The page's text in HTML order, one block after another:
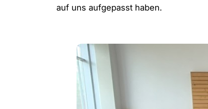
auf uns aufgepasst haben.